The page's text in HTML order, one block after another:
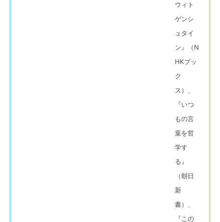
ウィト
ゲンシ
ュタイ
ン』（N
HKブッ
ク
ス）、
『いつ
もの言
葉を哲
学す
る』
（朝日
新
書）、
『この